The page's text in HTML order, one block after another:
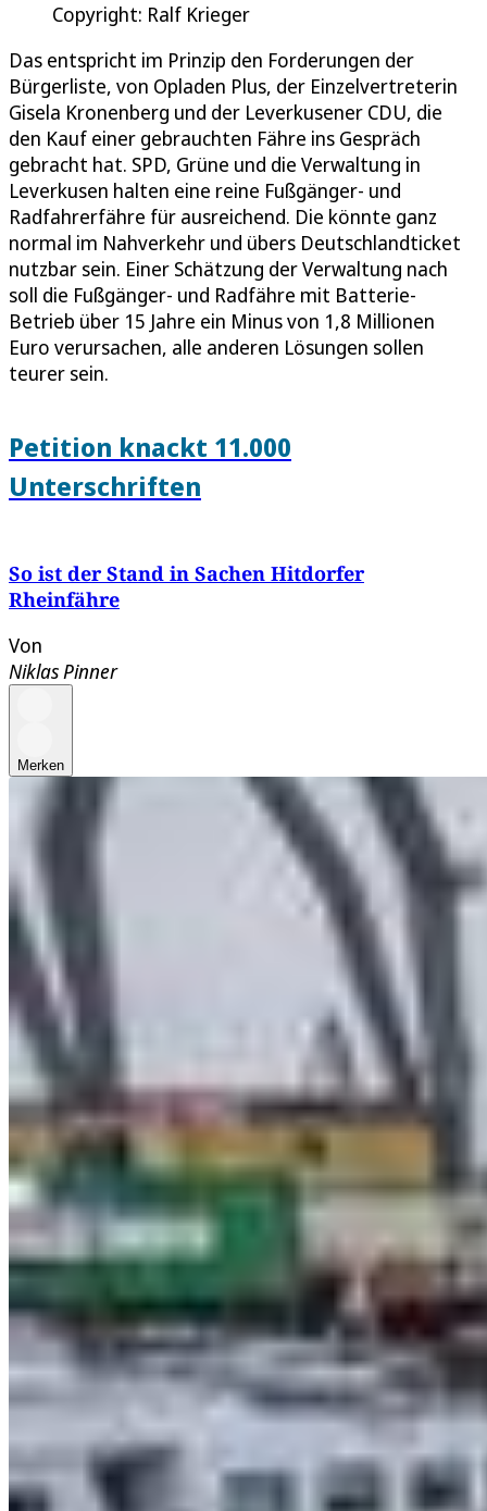
Copyright: Ralf Krieger
Das entspricht im Prinzip den Forderungen der
Bürgerliste, von Opladen Plus, der Einzelvertreterin
Gisela Kronenberg und der Leverkusener CDU, die
den Kauf einer gebrauchten Fähre ins Gespräch
gebracht hat. SPD, Grüne und die Verwaltung in
Leverkusen halten eine reine Fußgänger- und
Radfahrerfähre für ausreichend. Die könnte ganz
normal im Nahverkehr und übers Deutschlandticket
nutzbar sein. Einer Schätzung der Verwaltung nach
soll die Fußgänger- und Radfähre mit Batterie-
Betrieb über 15 Jahre ein Minus von 1,8 Millionen
Euro verursachen, alle anderen Lösungen sollen
teurer sein.
Petition knackt 11.000
Unterschriften
So ist der Stand in Sachen Hitdorfer
Rheinfähre
Von
Niklas Pinner
Merken